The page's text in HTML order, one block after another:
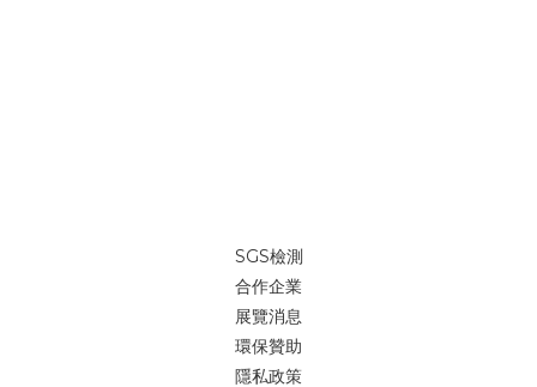
SGS檢測
合作企業
展覽消息
環保贊助
隱私政策